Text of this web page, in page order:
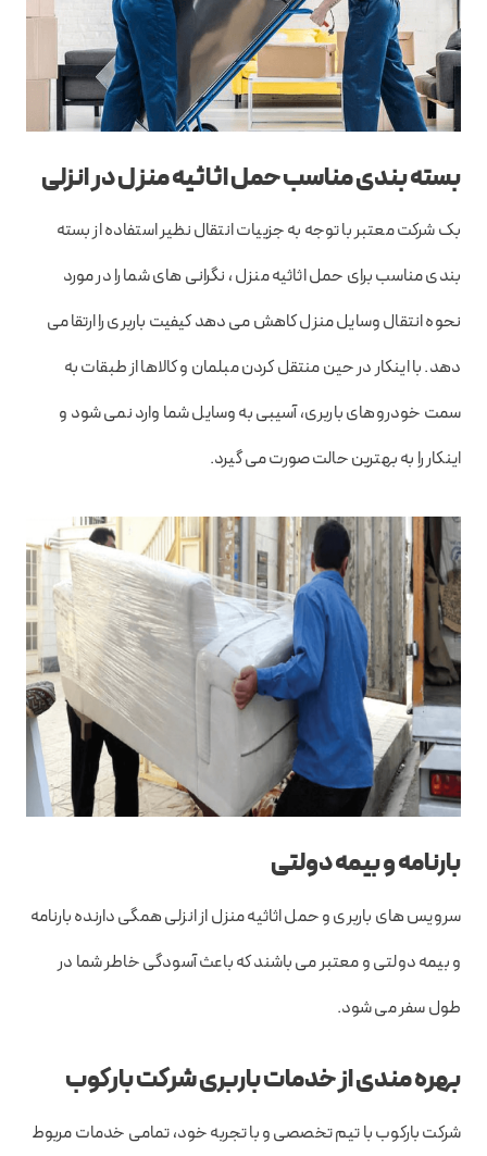
بسته بندی مناسب حمل اثاثیه منزل در انزلی
بک شرکت معتبر با توجه به جزییات انتقال نظیر استفاده از بسته
بندی مناسب برای حمل اثاثیه منزل ، نگرانی های شما را در مورد
نحوه انتقال وسایل منزل کاهش می دهد کیفیت باربری را ارتقا می
دهد. با اینکار در حین منتقل کردن مبلمان و کالاها از طبقات به
سمت خودروهای باربری، آسیبی به وسایل شما وارد نمی شود و
اینکار را به بهترین حالت صورت می گیرد.
بارنامه و بیمه دولتی
سرویس های باربری و حمل اثاثیه منزل از انزلی همگی دارنده بارنامه
و بیمه دولتی و معتبر می باشند که باعث آسودگی خاطر شما در
طول سفر می شود.
بهره مندی از خدمات باربری شرکت بارکوب
شرکت بارکوب با تیم تخصصی و با تجربه خود، تمامی خدمات مربوط